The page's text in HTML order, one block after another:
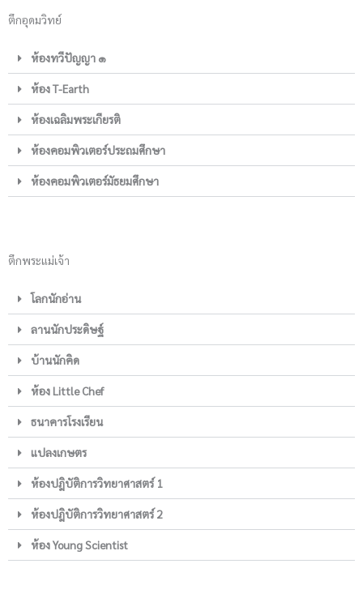
ตึกอุดมวิทย์
ห้องทวีปัญญา ๑
ห้อง T-Earth
ห้องเฉลิมพระเกียรติ
ห้องคอมพิวเตอร์ประถมศึกษา
ห้องคอมพิวเตอร์มัธยมศึกษา
ตึกพระแม่เจ้า
โลกนักอ่าน
ลานนักประดิษฐ์
บ้านนักคิด
ห้อง Little Chef
ธนาคารโรงเรียน
แปลงเกษตร
ห้องปฎิบัติการวิทยาศาสตร์ 1
ห้องปฎิบัติการวิทยาศาสตร์ 2
ห้อง Young Scientist